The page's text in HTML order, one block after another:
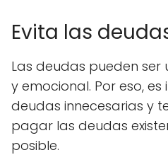
Evita las
Las deudas pueden
y emocional. Por eso,
deudas innecesarias y
pagar las deudas
posible.